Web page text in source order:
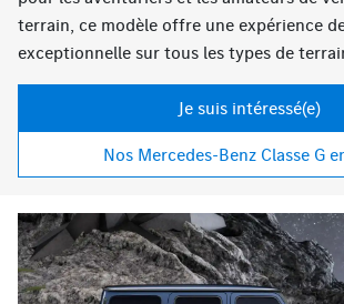
terrain, ce modèle offre une expérience
exceptionnelle sur tous les types de
Je suis intéressé(e)
Nos Mercedes-Benz Classe G